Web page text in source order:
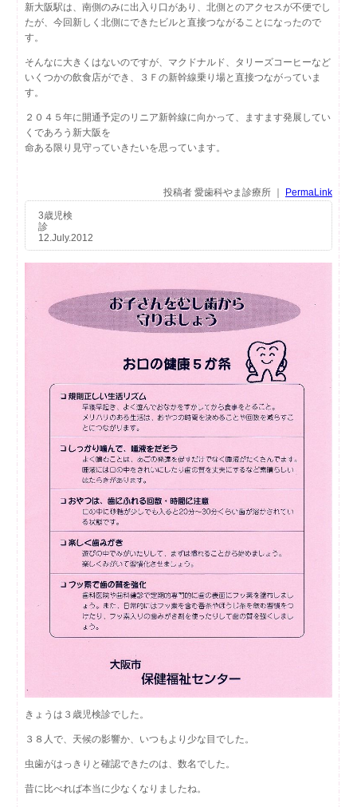
新大阪駅は、南側のみに出入り口があり、北側とのアクセスが不便でし
たが、今回新しく北側にできたビルと直接つながることになったので
す。
そんなに大きくはないのですが、マクドナルド、タリーズコーヒーなど
いくつかの飲食店ができ、３Ｆの新幹線乗り場と直接つながっていま
す。
２０４５年に開通予定のリニア新幹線に向かって、ますます発展してい
くであろう新大阪を
命ある限り見守っていきたいを思っています。
投稿者 愛歯科やま診療所 ｜ PermaLink
3歳児検
診
12.July.2012
きょうは３歳児検診でした。
３８人で、天候の影響か、いつもより少な目でした。
虫歯がはっきりと確認できたのは、数名でした。
昔に比べれば本当に少なくなりましたね。